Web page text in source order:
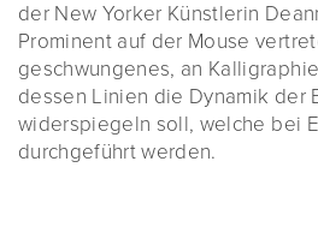
der New Yorker Künstlerin
Prominent auf der Mouse
geschwungenes, an
dessen Linien die Dynamik der
widerspiegeln soll, welche bei
durchgeführt werden.